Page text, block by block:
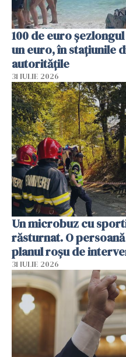
100 de euro
un euro, în stațiunile
autoritățile
31 IULIE 2026
Un microbuz cu
răsturnat. O
planul roșu de
31 IULIE 2026